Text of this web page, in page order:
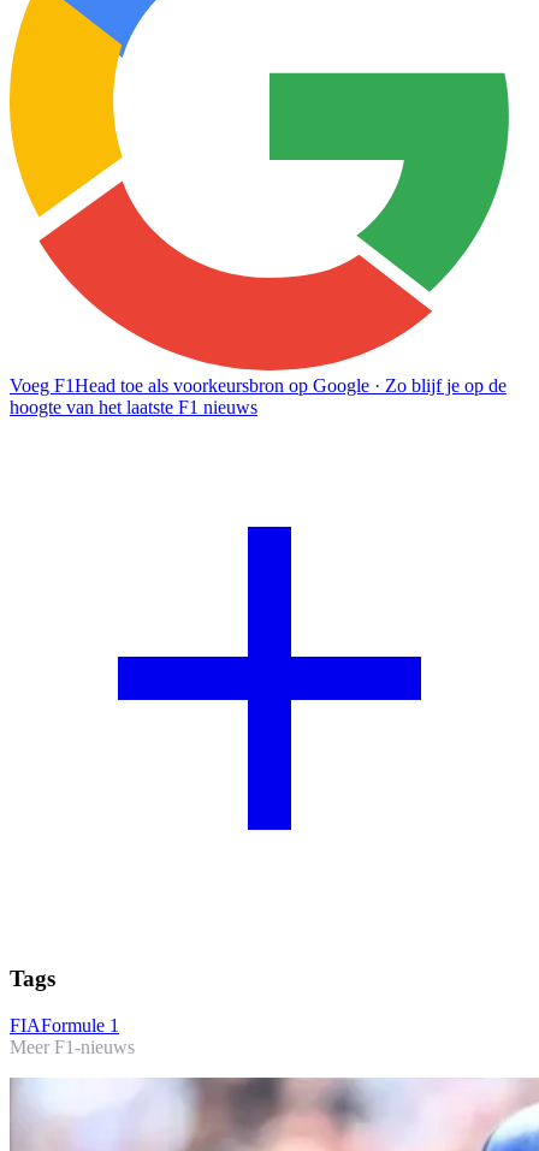
Voeg F1Head toe als voorkeursbron op Google · Zo blijf je op de
hoogte van het laatste F1 nieuws
Tags
FIAFormule 1
Meer F1-nieuws